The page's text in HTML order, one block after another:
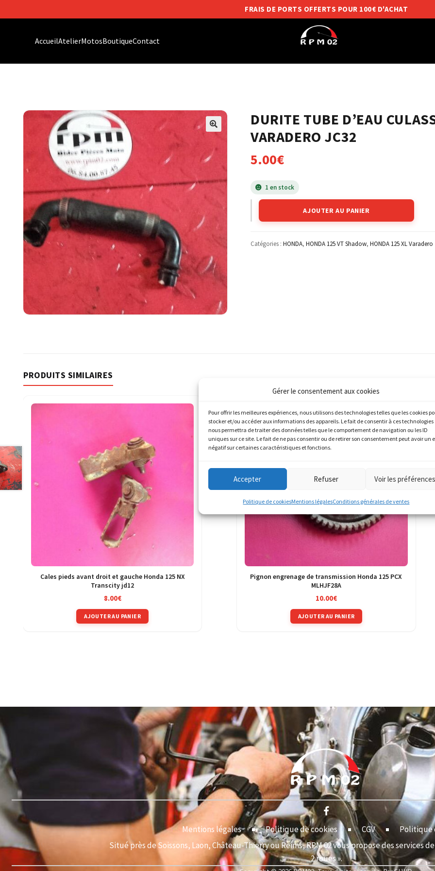
Gérer le consentement aux cookies
Pour offrir les meilleures expériences, nous utilisons des technologies telles que les cookies
stocker et/ou accéder aux informations des appareils. Le fait de consentir à ces technologies
nous permettra de traiter des données telles que le comportement de navigation ou les ID
uniques sur ce site. Le fait de ne pas consentir ou de retirer son consentement peut avoir un
négatif sur certaines caractéristiques et fonctions.
Accepter Refuser Voir les préférences
Politique de cookiesMentions légalesConditions générales de ventes
FRAIS DE PORTS OFFERTS POUR 100€ D'ACHAT
AccueilAtelierMotosBoutiqueContact
DURITE TUBE D’EAU
VARADERO JC32
5.00€
1 en stock
AJOUTER AU PANIER
Catégories : HONDA, HONDA 125 VT Shadow, HONDA 125 XL Varadero
PRODUITS SIMILAIRES
Cales pieds avant droit et gauche Honda 125 NX
Transcity jd12
8.00€
AJOUTER AU PANIER
Pignon engrenage de transmission Honda 125 PCX
MLHJF28A
10.00€
AJOUTER AU PANIER
Mentions légales Politique de cookies CGV
Politique
Situé près de Soissons, Laon, Château-Thierry ou Reims, RPM 02 vous propose des services
2 roues ».